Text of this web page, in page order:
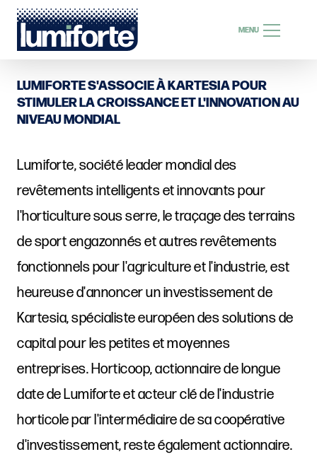
MENU
RECHERCHE
RECHERCHE
LUMIFORTE S'ASSOCIE À KARTESIA POUR
STIMULER LA CROISSANCE ET L'INNOVATION AU
NIVEAU MONDIAL
Lumiforte, société leader mondial des
revêtements intelligents et innovants pour
l'horticulture sous serre, le traçage des terrains
de sport engazonnés et autres revêtements
fonctionnels pour l'agriculture et l'industrie, est
heureuse d'annoncer un investissement de
Kartesia, spécialiste européen des solutions de
capital pour les petites et moyennes
entreprises. Horticoop, actionnaire de longue
date de Lumiforte et acteur clé de l'industrie
horticole par l'intermédiaire de sa coopérative
d'investissement, reste également actionnaire.